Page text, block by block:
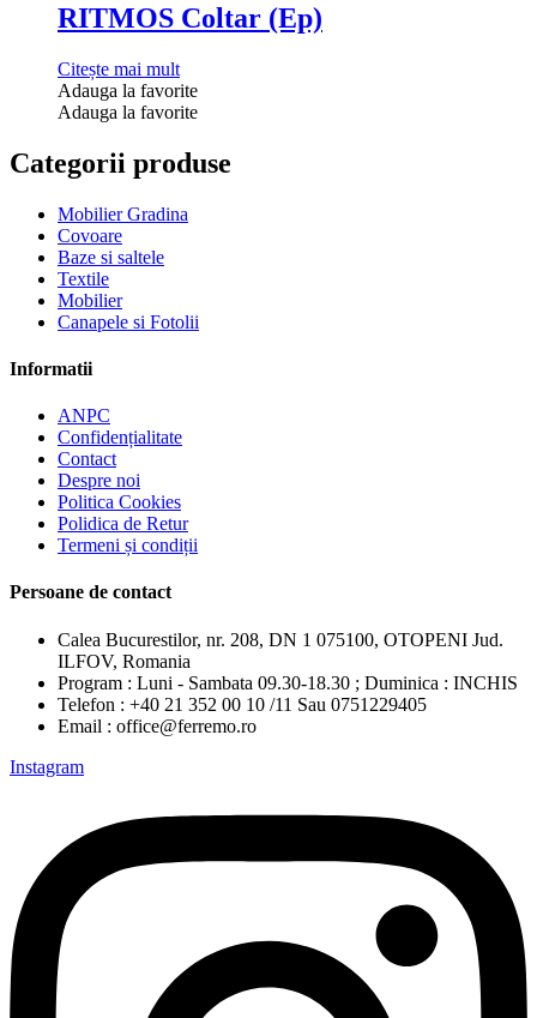
RITMOS Coltar (Ep)
Citește mai mult
Adauga la favorite
Adauga la favorite
Categorii produse
Mobilier Gradina
Covoare
Baze si saltele
Textile
Mobilier
Canapele si Fotolii
Informatii
ANPC
Confidențialitate
Contact
Despre noi
Politica Cookies
Polidica de Retur
Termeni și condiții
Persoane de contact
Calea Bucurestilor, nr. 208, DN 1 075100, OTOPENI Jud.
ILFOV, Romania
Program : Luni - Sambata 09.30-18.30 ; Duminica : INCHIS
Telefon : +40 21 352 00 10 /11 Sau 0751229405
Email : office@ferremo.ro
Instagram